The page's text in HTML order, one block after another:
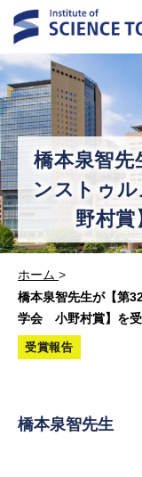
橋本泉智先
ンストゥ
野村賞
ホーム >
橋本泉智先生が【第
学会 小野村賞】を受
受賞報告
橋本泉智先生